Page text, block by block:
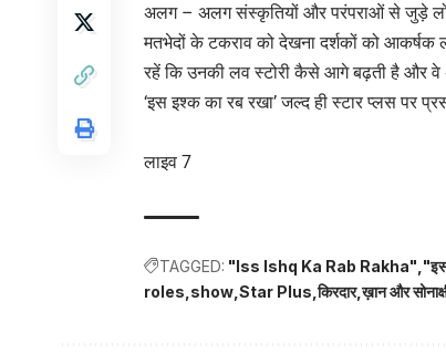
अलग – अलग संस्कृतियों और परंपराओं से जुड़े
मतभेदों के टकराव को देखना दर्शकों को आकर्षक
रहें कि उनकी लव स्टोरी कैसे आगे बढ़ती है और वे
‘इस इश्क का रब रखा’ जल्द ही स्टार प्लस पर
लाइव 7
TAGGED: "Iss Ishq Ka Rab Rakha"
roles show Star Plus किरदार ख़ान और